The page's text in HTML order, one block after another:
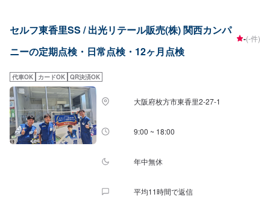
す。交換作業等は必ず、お客様からの許可を得てから行っております。
セルフ東香里SS / 出光リテール販売(株) 関西カンパ
ニーの定期点検・日常点検・12ヶ月点検
-(-件)
代車OK カードOK QR決済OK
大阪府枚方市東香里2-27-1
9:00 ~ 18:00
年中無休
平均11時間で返信